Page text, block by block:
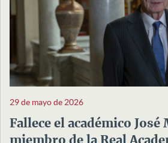
29 de mayo de 2026
Fallece el académico José
miembro de la Real